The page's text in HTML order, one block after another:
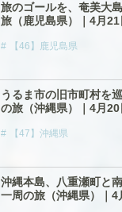
旅のゴールを、奄美大
旅（鹿児島県）｜4月
【46】鹿児島県
うるま市の旧市町村を
の旅（沖縄県）｜4月
【47】沖縄県
沖縄本島、八重瀬町と
一周の旅（沖縄県）｜4